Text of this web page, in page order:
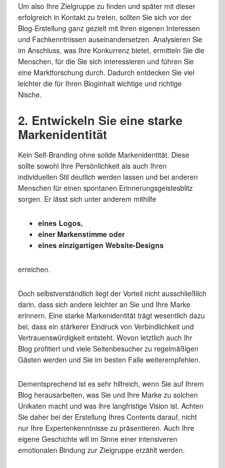
Um also Ihre Zielgruppe zu finden und später mit dieser
erfolgreich in Kontakt zu treten, sollten Sie sich vor der
Blog-Erstellung ganz gezielt mit Ihren eigenen Interessen
und Fachkenntnissen auseinandersetzen. Analysieren Sie
im Anschluss, was Ihre Konkurrenz bietet, ermitteln Sie die
Menschen, für die Sie sich interessieren und führen Sie
eine Marktforschung durch. Dadurch entdecken Sie viel
leichter die für Ihren Bloginhalt wichtige und richtige
Nische.
2. Entwickeln Sie eine starke
Markenidentität
Kein Self-Branding ohne solide Markenidentität. Diese
sollte sowohl Ihre Persönlichkeit als auch Ihren
individuellen Stil deutlich werden lassen und bei anderen
Menschen für einen spontanen Erinnerungsgeistesblitz
sorgen. Er lässt sich unter anderem mithilfe
eines Logos,
einer Markenstimme oder
eines einzigartigen Website-Designs
erreichen.
Doch selbstverständlich liegt der Vorteil nicht ausschließlich
darin, dass sich andere leichter an Sie und Ihre Marke
erinnern. Eine starke Markenidentität trägt wesentlich dazu
bei, dass ein stärkerer Eindruck von Verbindlichkeit und
Vertrauenswürdigkeit entsteht. Wovon letztlich auch Ihr
Blog profitiert und viele Seitenbesucher zu regelmäßigen
Gästen werden und Sie im besten Falle weiterempfehlen.
Dementsprechend ist es sehr hilfreich, wenn Sie auf Ihrem
Blog herausarbeiten, was Sie und Ihre Marke zu solchen
Unikaten macht und was ihre langfristige Vision ist. Achten
Sie daher bei der Erstellung Ihres Contents darauf, nicht
nur Ihre Expertenkenntnisse zu präsentieren. Auch Ihre
eigene Geschichte will im Sinne einer intensiveren
emotionalen Bindung zur Zielgruppe erzählt werden.